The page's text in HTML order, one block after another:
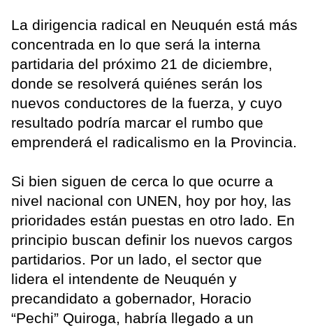
La dirigencia radical en Neuquén está más
concentrada en lo que será la interna
partidaria del próximo 21 de diciembre,
donde se resolverá quiénes serán los
nuevos conductores de la fuerza, y cuyo
resultado podría marcar el rumbo que
emprenderá el radicalismo en la Provincia.
Si bien siguen de cerca lo que ocurre a
nivel nacional con UNEN, hoy por hoy, las
prioridades están puestas en otro lado. En
principio buscan definir los nuevos cargos
partidarios. Por un lado, el sector que
lidera el intendente de Neuquén y
precandidato a gobernador, Horacio
“Pechi” Quiroga, habría llegado a un